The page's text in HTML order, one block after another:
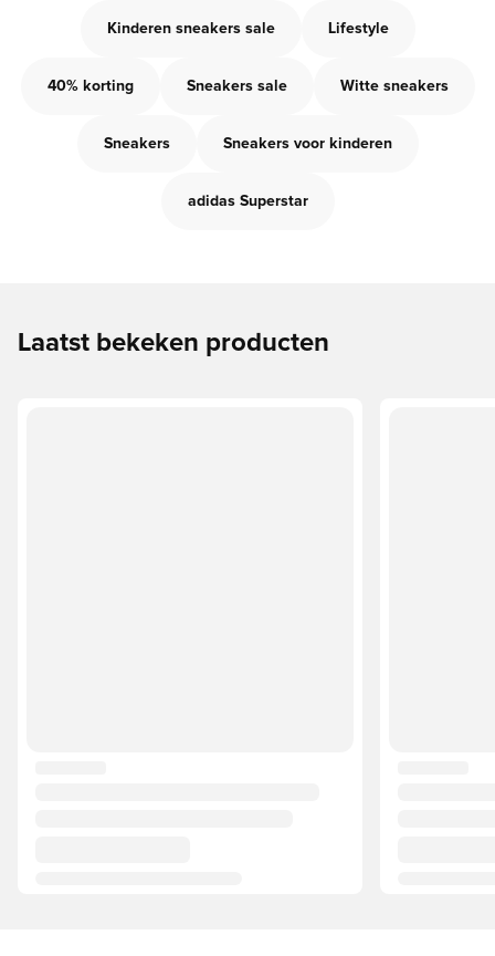
Kinderen sneakers sale Lifestyle
40% korting Sneakers sale Witte sneakers
Sneakers Sneakers voor kinderen
adidas Superstar
Laatst bekeken producten